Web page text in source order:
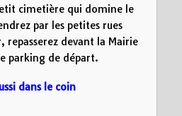
cimetière qui domine le
par les petites rues
repasserez devant la Mairie
parking de départ.
dans le coin